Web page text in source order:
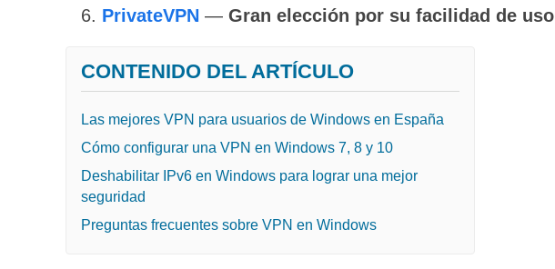
PrivateVPN — Gran elección por su facilidad de uso
CONTENIDO DEL ARTÍCULO
Las mejores VPN para usuarios de Windows en España
Cómo configurar una VPN en Windows 7, 8 y 10
Deshabilitar IPv6 en Windows para lograr una mejor
seguridad
Preguntas frecuentes sobre VPN en Windows